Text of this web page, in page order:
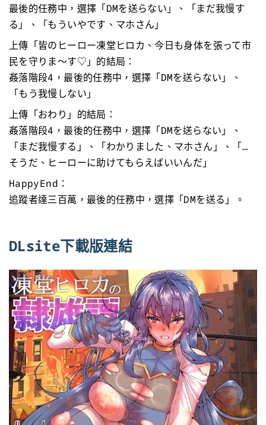
最後的任務中，選擇「DMを送らない」、「まだ我慢す
る」、「もういやです、マホさん」
上傳「皆のヒーロー凍堂ヒロカ、今日も身体を張って市
民を守りま～す♡」的結局：
姦落階段4，最後的任務中，選擇「DMを送らない」、
「もう我慢しない」
上傳「おわり」的結局：
姦落階段4，最後的任務中，選擇「DMを送らない」、
「まだ我慢する」、「わかりました、マホさん」、「…
そうだ、ヒーローに助けてもらえばいいんだ」
HappyEnd：
追蹤者達三百萬，最後的任務中，選擇「DMを送る」。
DLsite下載版連結